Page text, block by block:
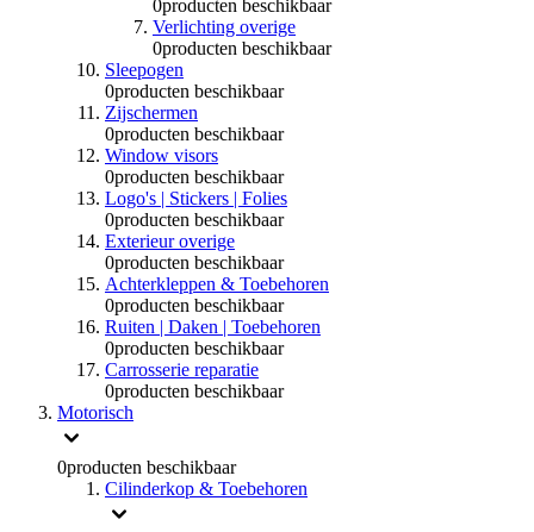
0producten beschikbaar
Verlichting overige
0producten beschikbaar
Sleepogen
0producten beschikbaar
Zijschermen
0producten beschikbaar
Window visors
0producten beschikbaar
Logo's | Stickers | Folies
0producten beschikbaar
Exterieur overige
0producten beschikbaar
Achterkleppen & Toebehoren
0producten beschikbaar
Ruiten | Daken | Toebehoren
0producten beschikbaar
Carrosserie reparatie
0producten beschikbaar
Motorisch
0producten beschikbaar
Cilinderkop & Toebehoren